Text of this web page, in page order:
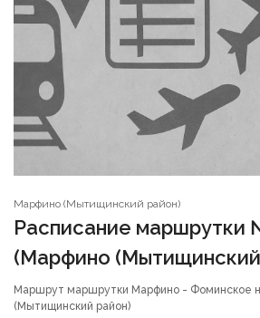
Марфино (Мытищинский район)
Расписание
(Марфино (Мытищинский
Маршрут маршрутки Марфино - Фоминское
(Мытищинский район)